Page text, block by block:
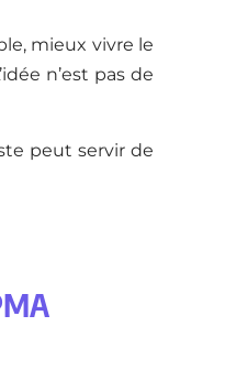
mieux vivre le
n’est pas de
peut servir de